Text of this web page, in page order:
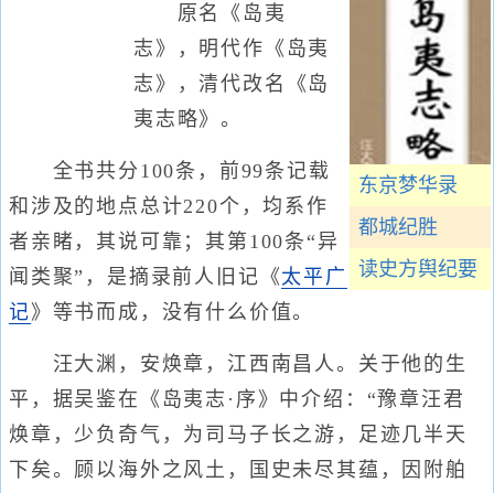
东京梦华录
都城纪胜
读史方舆纪要
原名《岛夷
志》，明代作《岛夷
志》，清代改名《岛
夷志略》。
全书共分100条，前99条记载
和涉及的地点总计220个，均系作
者亲睹，其说可靠；其第100条“异
闻类聚”，是摘录前人旧记《太平广
记》等书而成，没有什么价值。
汪大渊，安焕章，江西南昌人。关于他的生
平，据吴鉴在《岛夷志·序》中介绍：“豫章汪君
焕章，少负奇气，为司马子长之游，足迹几半天
下矣。顾以海外之风土，国史未尽其蕴，因附舶